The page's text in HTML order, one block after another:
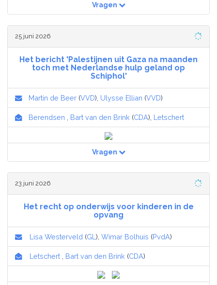
Vragen
25 juni 2026
Het bericht 'Palestijnen uit Gaza na maanden
toch met Nederlandse hulp geland op
Schiphol'
Martin de Beer (VVD), Ulysse Ellian (VVD)
Berendsen Bart van den Brink (CDA), Letschert
Vragen
23 juni 2026
Het recht op onderwijs voor kinderen in de
opvang
Lisa Westerveld (GL ), Wimar Bolhuis (PvdA)
Letschert Bart van den Brink (CDA)